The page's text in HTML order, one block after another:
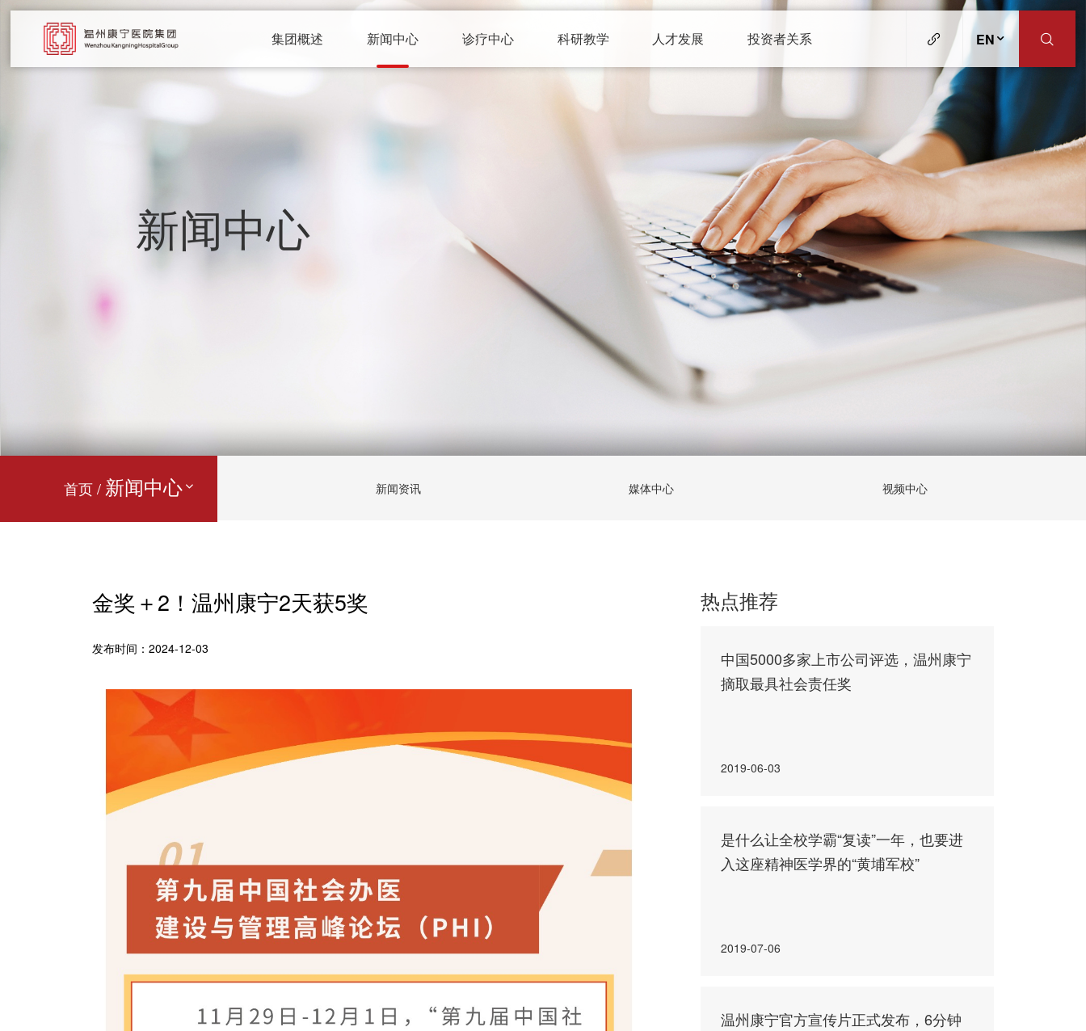
集团概述 新闻中心 诊疗中心 科研教学 人才发展 投资者关系 EN
新闻中心
首页 / 新闻中心 新闻资讯 媒体中心 视频中心
金奖＋2！温州康宁2天获5奖
发布时间：2024-12-03
热点推荐
中国5000多家上市公司评选，温州康宁
摘取最具社会责任奖
2019-06-03
是什么让全校学霸“复读”一年，也要进
入这座精神医学界的“黄埔军校”
2019-07-06
温州康宁官方宣传片正式发布，6分钟